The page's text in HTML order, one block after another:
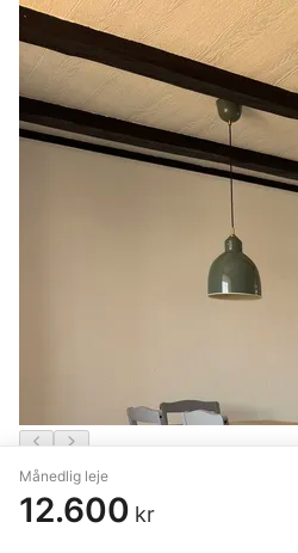
Månedlig leje
12.600 kr
3 vær. lejlighed på 81 m²